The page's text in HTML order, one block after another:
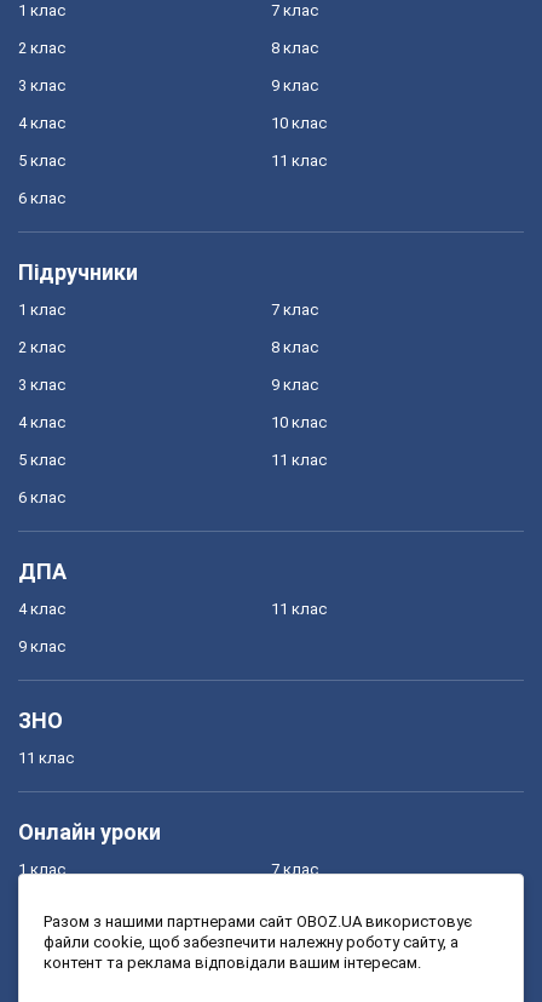
1 клас
2 клас
3 клас
4 клас
5 клас
6 клас
7 клас
8 клас
9 клас
10 клас
11 клас
Підручники
1 клас
2 клас
3 клас
4 клас
5 клас
6 клас
7 клас
8 клас
9 клас
10 клас
11 клас
ДПА
4 клас
9 клас
11 клас
ЗНО
11 клас
Онлайн уроки
1 клас
3 клас
7 клас
9 клас
Разом з нашими партнерами сайт OBOZ.UA використовує
файли cookie, щоб забезпечити належну роботу сайту, а
контент та реклама відповідали вашим інтересам.